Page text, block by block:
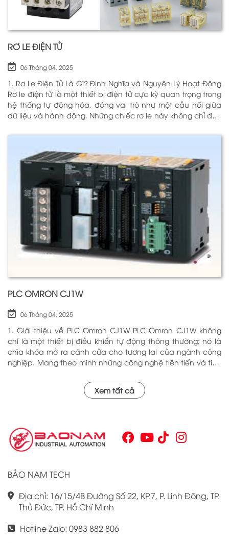
RƠ LE ĐIỆN TỬ
06 Tháng 04, 2025
1. Rơ Le Điện Tử Là Gì? Định Nghĩa và Nguyên Lý Hoạt Động
Rơ le điện tử là một thiết bị điện tử cực kỳ quan trọng trong
hệ thống tự động hóa, đóng vai trò như một cầu nối giữa
dữ liệu và hành động. Những chiếc rơ le này không chỉ đơn
thông minh giúp điều khiển và giám sát hoạt động của các
thiết bị khác nhau trong môi trường công nghiệp cũng như
trong hộ gia đình. Bằng cách sử dụng công nghệ hiện đại,
rơ le điện tử có khả năng xử lý và phản hồi nhanh chóng,
nhằm nâng cao hiệu suất hoạt động và độ an toàn cho
các hệ thống mà nó kiểm soát. N
PLC OMRON CJ1W
06 Tháng 04, 2025
1. Giới thiệu về PLC Omron CJ1W PLC Omron CJ1W không
chỉ là một thiết bị điều khiển tự động thông thường; nó là
chìa khóa mở ra cánh cửa cho tương lai của ngành công
nghiệp. Mang theo mình những công nghệ tiên tiến và tính
mình qua nhiều năm phục vụ trong nhiều lĩnh vực khác
nhau. Với khả năng hoạt động ổn định và hiệu quả, sản
Chính vì vậy, việc nắm vững những thông tin cơ bản về PLC
Omron CJ1W là điều cần thiết cho bất kỳ ai muốn cải thiện
hiệu suất công việc của mình.
Xem tất cả
BẢO NAM TECH
Địa chỉ: 16/15/4B Đường Số 22, KP.7, P. Linh Đông, TP.
Thủ Đức, TP. Hồ Chí Minh
Hotline Zalo: 0983 882 806